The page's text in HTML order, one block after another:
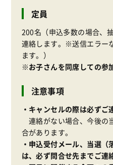
定員
200名（申込多数の場合、
連絡します。※送信エラー
ます。）
※お子さんを同席しての参
注意事項
・キャンセルの際は必ずご
連絡がない場合、今後の
合があります。
・申込受付メール、当選
は、必ず問合せ先までご連